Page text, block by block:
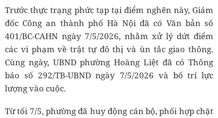
Trước thực trạng phức tạp tại điểm nghẽn này, Giám
đốc Công an thành phố Hà Nội đã có Văn bản số
401/BC-CAHN ngày 7/5/2026, nhằm xử lý dứt điểm
các vi phạm về trật tự đô thị và ùn tắc giao thông.
Cùng ngày, UBND phường Hoàng Liệt đã có Thông
báo số 292/TB-UBND ngày 7/5/2026 và bố trí lực
lượng vào cuộc.
Từ tối 7/5, phường đã huy động cán bộ, phối hợp chặt